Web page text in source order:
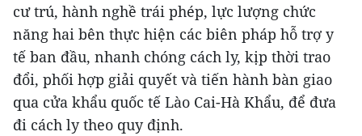
cư trú, hành nghề trái phép, lực lượng chức
năng hai bên thực hiện các biên pháp hỗ trợ y
tế ban đầu, nhanh chóng cách ly, kịp thời trao
đổi, phối hợp giải quyết và tiến hành bàn giao
qua cửa khẩu quốc tế Lào Cai-Hà Khẩu, để đưa
đi cách ly theo quy định.